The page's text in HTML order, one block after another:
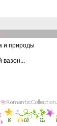
и природы
вазон...